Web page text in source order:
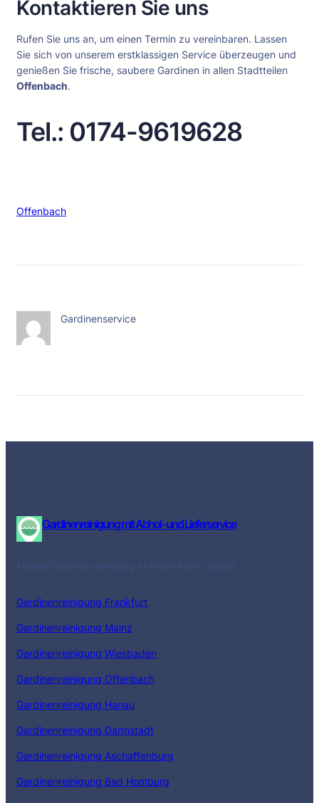
Kontaktieren Sie uns
Rufen Sie uns an, um einen Termin zu vereinbaren. Lassen
Sie sich von unserem erstklassigen Service überzeugen und
genießen Sie frische, saubere Gardinen in allen Stadtteilen
Offenbach.
Tel.: 0174-9619628
Offenbach
Gardinenservice
Gardinenreinigung mit Abhol- und Lieferservice
Mobile Gardinenreinigung in Rhein-Main-Gebiet
Gardinenreinigung Frankfurt
Gardinenreinigung Mainz
Gardinenreinigung Wiesbaden
Gardinenreinigung Offenbach
Gardinenreinigung Hanau
Gardinenreinigung Darmstadt
Gardinenreinigung Aschaffenburg
Gardinenreinigung Bad Homburg